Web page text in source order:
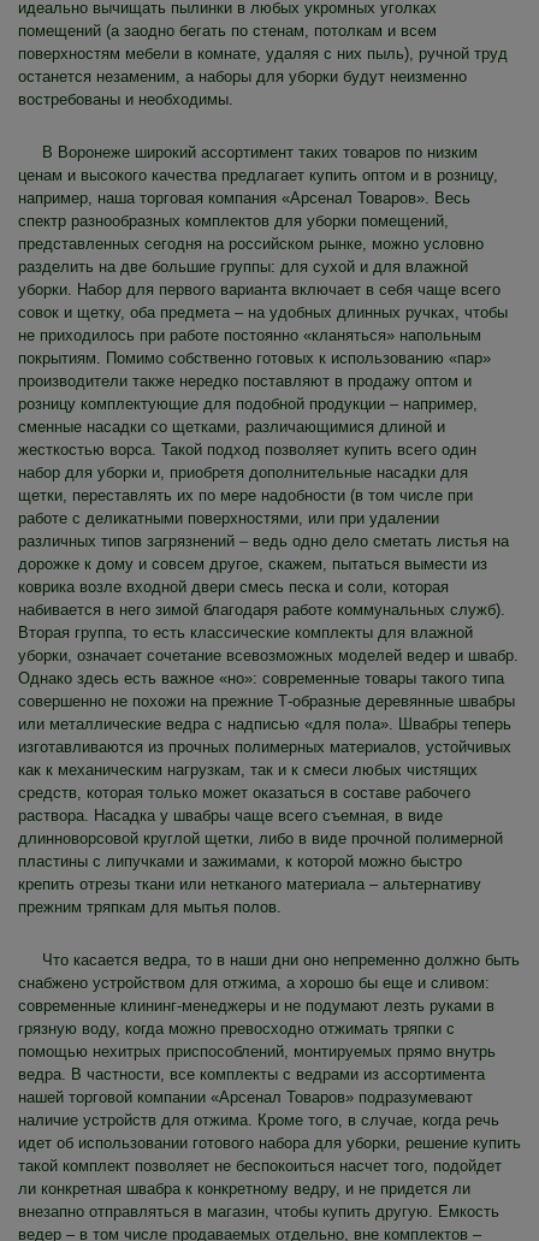
идеально вычищать пылинки в любых укромных уголках
помещений (а заодно бегать по стенам, потолкам и всем
поверхностям мебели в комнате, удаляя с них пыль), ручной труд
останется незаменим, а наборы для уборки будут неизменно
востребованы и необходимы.
В Воронеже широкий ассортимент таких товаров по низким
ценам и высокого качества предлагает купить оптом и в розницу,
например, наша торговая компания «Арсенал Товаров». Весь
спектр разнообразных комплектов для уборки помещений,
представленных сегодня на российском рынке, можно условно
разделить на две большие группы: для сухой и для влажной
уборки. Набор для первого варианта включает в себя чаще всего
совок и щетку, оба предмета – на удобных длинных ручках, чтобы
не приходилось при работе постоянно «кланяться» напольным
покрытиям. Помимо собственно готовых к использованию «пар»
производители также нередко поставляют в продажу оптом и
розницу комплектующие для подобной продукции – например,
сменные насадки со щетками, различающимися длиной и
жесткостью ворса. Такой подход позволяет купить всего один
набор для уборки и, приобретя дополнительные насадки для
щетки, переставлять их по мере надобности (в том числе при
работе с деликатными поверхностями, или при удалении
различных типов загрязнений – ведь одно дело сметать листья на
дорожке к дому и совсем другое, скажем, пытаться вымести из
коврика возле входной двери смесь песка и соли, которая
набивается в него зимой благодаря работе коммунальных служб).
Вторая группа, то есть классические комплекты для влажной
уборки, означает сочетание всевозможных моделей ведер и швабр.
Однако здесь есть важное «но»: современные товары такого типа
совершенно не похожи на прежние Т-образные деревянные швабры
или металлические ведра с надписью «для пола». Швабры теперь
изготавливаются из прочных полимерных материалов, устойчивых
как к механическим нагрузкам, так и к смеси любых чистящих
средств, которая только может оказаться в составе рабочего
раствора. Насадка у швабры чаще всего съемная, в виде
длинноворсовой круглой щетки, либо в виде прочной полимерной
пластины с липучками и зажимами, к которой можно быстро
крепить отрезы ткани или нетканого материала – альтернативу
прежним тряпкам для мытья полов.
Что касается ведра, то в наши дни оно непременно должно быть
снабжено устройством для отжима, а хорошо бы еще и сливом:
современные клининг-менеджеры и не подумают лезть руками в
грязную воду, когда можно превосходно отжимать тряпки с
помощью нехитрых приспособлений, монтируемых прямо внутрь
ведра. В частности, все комплекты с ведрами из ассортимента
нашей торговой компании «Арсенал Товаров» подразумевают
наличие устройств для отжима. Кроме того, в случае, когда речь
идет об использовании готового набора для уборки, решение купить
такой комплект позволяет не беспокоиться насчет того, подойдет
ли конкретная швабра к конкретному ведру, и не придется ли
внезапно отправляться в магазин, чтобы купить другую. Емкость
ведер – в том числе продаваемых отдельно, вне комплектов –